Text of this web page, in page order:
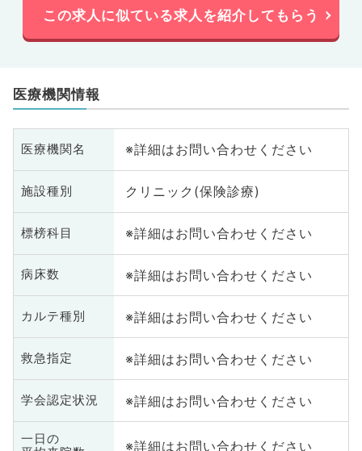
この求人に似ている求人を紹介してもらう
医療機関情報
医療機関名 ※詳細はお問い合わせください
施設種別 クリニック(保険診療)
標榜科目 ※詳細はお問い合わせください
病床数 ※詳細はお問い合わせください
カルテ種別 ※詳細はお問い合わせください
救急指定 ※詳細はお問い合わせください
学会認定状況 ※詳細はお問い合わせください
一日の
※詳細はお問い合わせください